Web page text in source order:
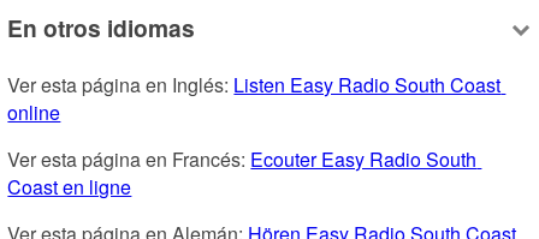
En otros idiomas
Ver esta página en Inglés: Listen Easy Radio South Coast
online
Ver esta página en Francés: Ecouter Easy Radio South
Coast en ligne
Ver esta página en Alemán: Hören Easy Radio South Coast